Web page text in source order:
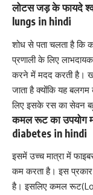
लोटस जड़ के फायदे
lungs in hindi
शोध से पता चलता है
प्रणाली के लिए
करने में मदद करती है।
जाता है क्योंकि यह
लिए इसके रस का सेवन
कमल रूट का उपयोग
diabetes in hindi
इसमें उच्च मात्रा में
कम करता है। इस प्रकार
है। इसलिए कमल